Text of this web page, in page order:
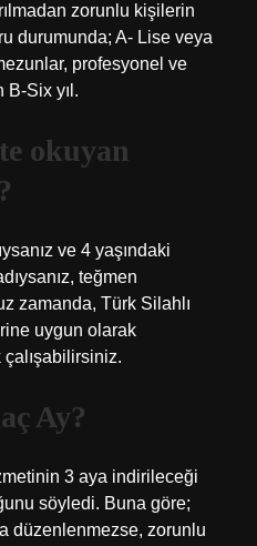
zorunlu kişilerin
durumunda; A- Lise veya
profesyonel ve
B-Six yıl.
okuyan
ve 4 yaşındaki
teğmen
zamanda, Türk Silahlı
uygun olarak
Ay?
3 aya indirileceği
söyledi. Buna göre;
düzenlenmezse, zorunlu